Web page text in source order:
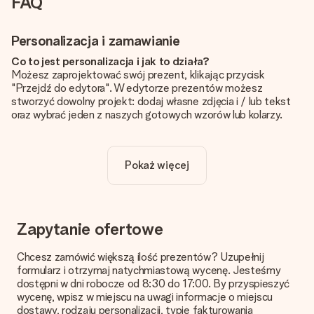
Personalizacja i zamawianie
Co to jest personalizacja i jak to działa?
Możesz zaprojektować swój prezent, klikając przycisk
"Przejdź do edytora". W edytorze prezentów możesz
stworzyć dowolny projekt: dodaj własne zdjęcia i / lub tekst
oraz wybrać jeden z naszych gotowych wzorów lub kolarzy.
Cena podana na stronie internetowej obejmuje personalizację
Twojego prezentu - ilość zdjęć lub tekstów nie wpływa na
jakość?
Chcemy mieć pewność, że będziesz w pełni zadowolony ze
wysokiej jakości. Jeśli nie masz pewności co do jakości zdjęcia,
skontaktuj się z naszym działem obsługi klienta i dołącz
zdjęcie wraz z prezentem, który chcesz zamówić. Będą oni
mogli sprawdzić dla Ciebie jakość zdjęcia!
Pokaż więcej
Zapytanie ofertowe
Chcesz zamówić większą ilość prezentów? Uzupełnij
formularz i otrzymaj natychmiastową wycenę. Jesteśmy
dostępni w dni robocze od 8:30 do 17:00. By przyspieszyć
wycenę, wpisz w miejscu na uwagi informacje o miejscu
dostawy, rodzaju personalizacji, typie fakturowania